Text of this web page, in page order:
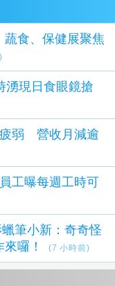
食、保健展聚焦
現日食眼鏡搶
疲弱 營收月減逾
工曝每週工時可
筆小新：奇奇怪
囉！
(7 小時前)